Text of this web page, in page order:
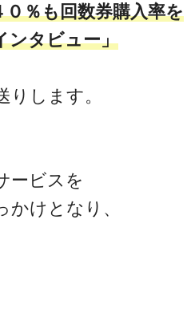
％も回数券購入率を
タビュー」
りします。
ービスを
けとなり、